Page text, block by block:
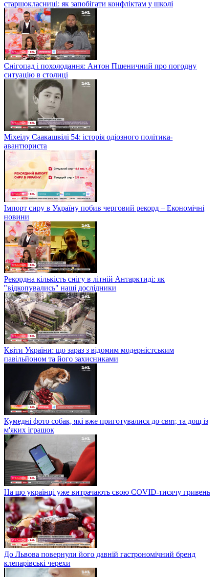
старшокласниці: як запобігати конфліктам у школі
Снігопад і похолодання: Антон Пшеничний про погодну
ситуацію в столиці
Міхеілу Саакашвілі 54: історія одіозного політика-
авантюриста
Імпорт сиру в Україну побив черговий рекорд – Економічні
новини
Рекордна кількість снігу в літній Антарктиді: як
"відкопувались" наші дослідники
Квіти України: що зараз з відомим модерністським
павільйоном та його захисниками
Кумедні фото собак, які вже приготувалися до свят, та дощ із
м'яких іграшок
На що українці уже витрачають свою COVID-тисячу гривень
До Львова повернули його давній гастрономічний бренд
клепарівські черехи